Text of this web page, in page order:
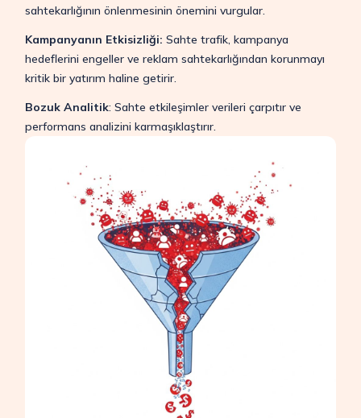
sahtekarlığının önlenmesinin önemini vurgular.
Kampanyanın Etkisizliği: Sahte trafik, kampanya
hedeflerini engeller ve reklam sahtekarlığından korunmayı
kritik bir yatırım haline getirir.
Bozuk Analitik: Sahte etkileşimler verileri çarpıtır ve
performans analizini karmaşıklaştırır.